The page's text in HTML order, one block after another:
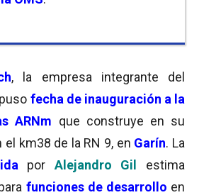
, la empresa integrante del
fecha de inauguración a la
ARNm que construye en su
el km38 de la RN 9, en Garín. La
por Alejandro Gil
estima
funciones de desarrollo en